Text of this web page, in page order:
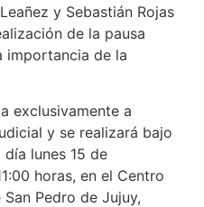
y Sebastián Rojas
de la pausa
importancia de la
exclusivamente a
y se realizará bajo
lunes 15 de
horas, en el Centro
Pedro de Jujuy,